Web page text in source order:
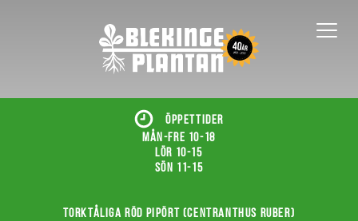
ÖPPETTIDER
Mån-fre 10-18
Lör 10-15
Sön 11-15
Torktåliga röd pipört (Centranthus ruber)